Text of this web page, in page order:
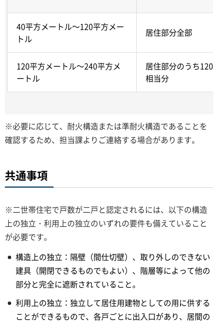
40平方メートル～120平方メー
トル
居住部分全部
120平方メートル～240平方メ
ートル
居住部分のうち120
相当分
※必要に応じて、耐火構造または準耐火構造であることを
確認するため、担当課よりご連絡する場合があります。
共通事項
※二世帯住宅で戸数が二戸と認定されるには、以下の構造
上の独立・利用上の独立のいずれの要件も備えていること
が必要です。
構造上の独立：隔壁（間仕切壁）、取り外しのできない
建具（開閉できるものでもよい）、階層等によって他の
部分と完全に遮断されていること。
利用上の独立：独立して居住用建物としての用に供する
ことができるもので、各戸ごとに出入口があり、居間の